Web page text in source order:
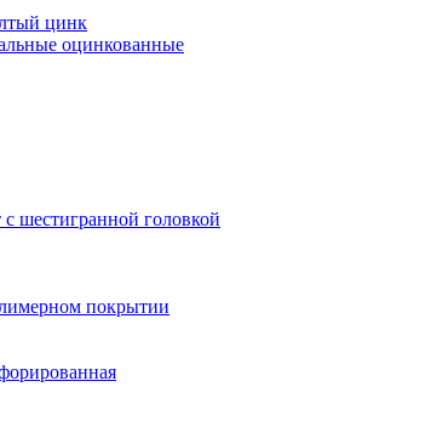
цинк
оцинкованные
шестигранной головкой
покрытии